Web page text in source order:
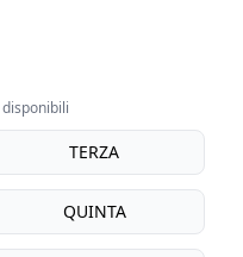
TERZA
QUINTA